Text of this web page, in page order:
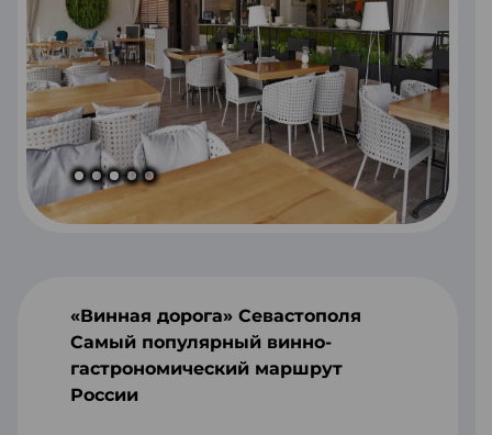
«Винная дорога» Севастополя
Самый популярный винно-
гастрономический маршрут
России